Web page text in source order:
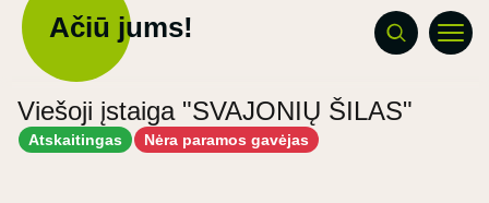
Ačiū jums!
Viešoji įstaiga "SVAJONIŲ ŠILAS"
Atskaitingas Nėra paramos gavėjas